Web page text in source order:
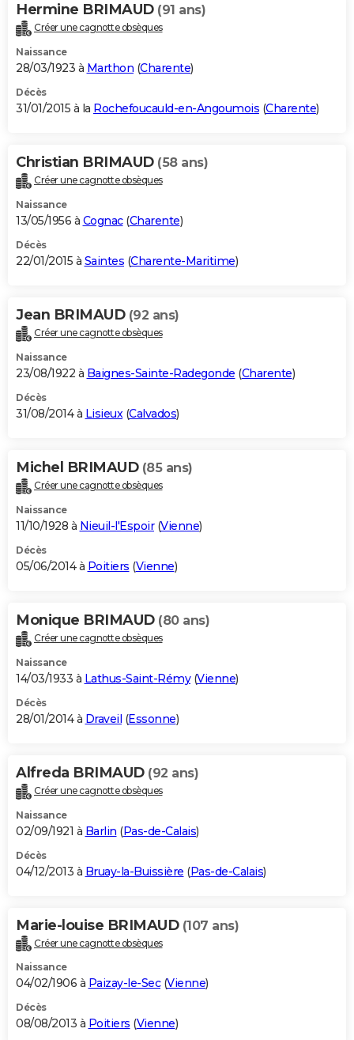
Hermine BRIMAUD (91 ans)
Créer une cagnotte obsèques
Naissance
28/03/1923 à Marthon (Charente)
Décès
31/01/2015 à la Rochefoucauld-en-Angoumois (Charente)
Christian BRIMAUD (58 ans)
Créer une cagnotte obsèques
Naissance
13/05/1956 à Cognac(Charente)
Décès
22/01/2015 à Saintes (Charente-Maritime)
Jean BRIMAUD (92 ans)
Créer une cagnotte obsèques
Naissance
23/08/1922 à Baignes-Sainte-Radegonde (Charente)
Décès
31/08/2014 à Lisieux(Calvados)
Michel BRIMAUD (85 ans)
Créer une cagnotte obsèques
Naissance
11/10/1928 à Nieuil-l'Espoir(Vienne)
Décès
05/06/2014 à Poitiers (Vienne)
Monique BRIMAUD (80 ans)
Créer une cagnotte obsèques
Naissance
14/03/1933 à Lathus-Saint-Rémy(Vienne)
Décès
28/01/2014 à Draveil (Essonne)
Alfreda BRIMAUD (92 ans)
Créer une cagnotte obsèques
Naissance
02/09/1921 à Barlin (Pas-de-Calais)
Décès
04/12/2013 à Bruay-la-Buissière (Pas-de-Calais)
Marie-louise BRIMAUD (107 ans)
Créer une cagnotte obsèques
Naissance
04/02/1906 à Paizay-le-Sec(Vienne)
Décès
08/08/2013 à Poitiers (Vienne)